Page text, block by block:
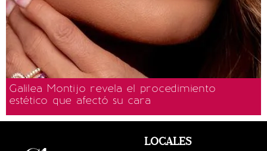
Galilea Montijo revela el procedimiento
estético que afectó su cara
LOCALES